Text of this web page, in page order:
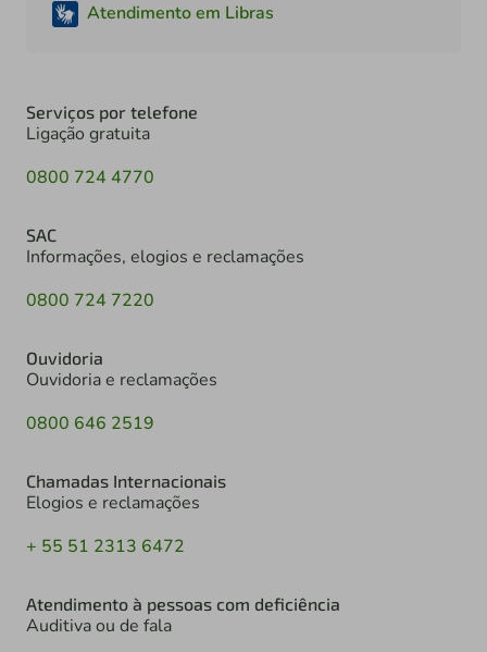
Atendimento em Libras
Serviços por telefone
Ligação gratuita
0800 724 4770
SAC
Informações, elogios e reclamações
0800 724 7220
Ouvidoria
Ouvidoria e reclamações
0800 646 2519
Chamadas Internacionais
Elogios e reclamações
+ 55 51 2313 6472
Atendimento à pessoas com deficiência
Auditiva ou de fala